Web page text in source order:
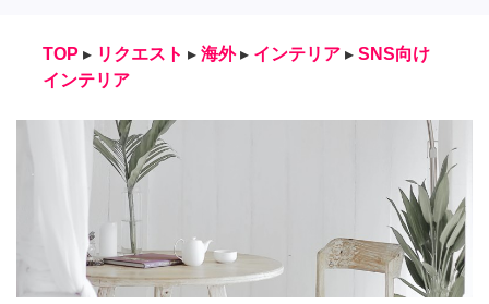
TOP ▸ リクエスト ▸ 海外 ▸ インテリア ▸ SNS向け
インテリア